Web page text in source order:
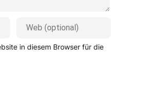
in diesem Browser für die